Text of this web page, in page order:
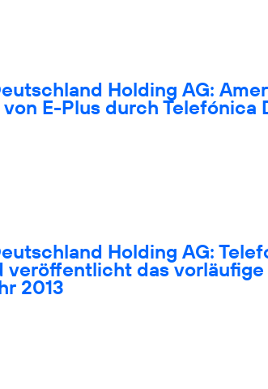
Holding AG:
E-Plus durch Telefónica
Holding AG:
veröffentlicht das
2013